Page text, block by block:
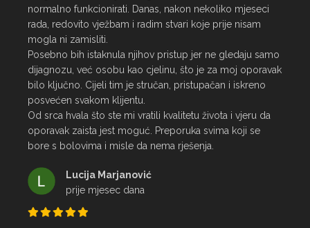
normalno funkcionirati. Danas, nakon nekoliko mjeseci
rada, redovito vježbam i radim stvari koje prije nisam
mogla ni zamisliti.
Posebno bih istaknula njihov pristup jer ne gledaju samo
dijagnozu, već osobu kao cjelinu, što je za moj oporavak
bilo ključno. Cijeli tim je stručan, pristupačan i iskreno
posvećen svakom klijentu.
Od srca hvala što ste mi vratili kvalitetu života i vjeru da
oporavak zaista jest moguć. Preporuka svima koji se
bore s bolovima i misle da nema rješenja.
Lucija Marjanović
prije mjesec dana